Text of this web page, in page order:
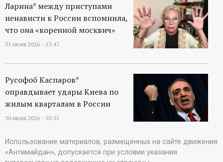
Ларина* между приступами
ненависти к России вспомнила,
что она «коренной москвич»
31 июля 2026 - 13:47
Русофоб Каспаров*
оправдывает удары Киева по
жилым кварталам в России
30 июля 2026 - 10:51
Использование материалов, размещенных на сайте движения
«Антимайдан», допускается при условии указания